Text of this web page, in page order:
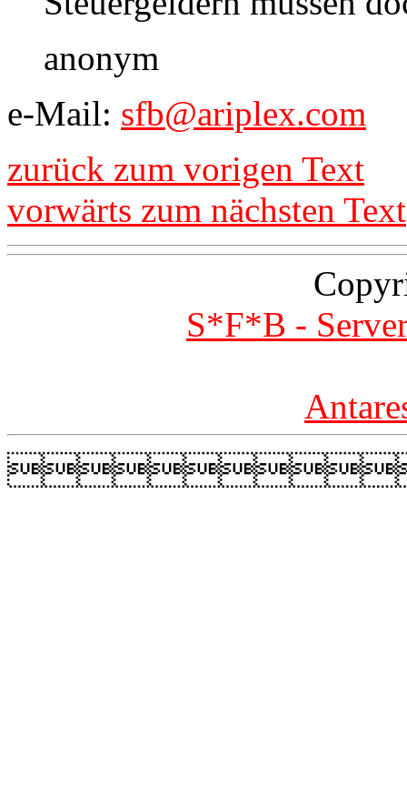
anonym
e-Mail: sfb@ariplex.com
zurück zum vorigen Text
vorwärts zum nächsten Text
S*F*B -